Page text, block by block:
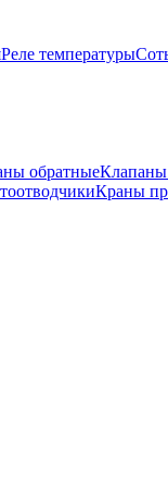
Реле температуры
обратныеКлапаны
Краны